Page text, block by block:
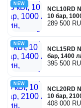
NEW
NCL10RD
10 бар,
289 500
NEW
NCL15RD
бар, 1400
395 500
NEW
NCL20RD
10 бар,
408 000